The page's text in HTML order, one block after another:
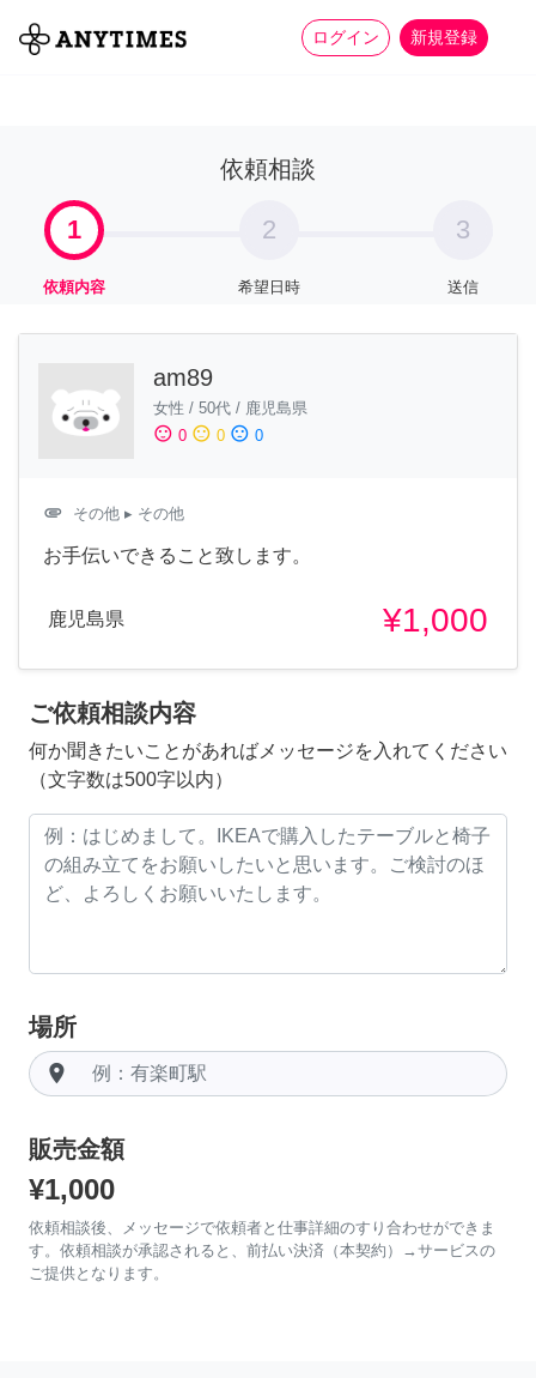
ログイン 新規登録
全て 家事 more_horiz
依頼相談
1
依頼内容
2
希望日時
3
送信
am89
女性 / 50代 / 鹿児島県
sentiment_satisfied 0 sentiment_neutral 0 sentiment_dissatisfied 0
attachment その他 ▸ その他
お手伝いできること致します。
鹿児島県 ¥1,000
ご依頼相談内容
何か聞きたいことがあればメッセージを入れてください
（文字数は500字以内）
場所
room
販売金額
¥1,000
依頼相談後、メッセージで依頼者と仕事詳細のすり合わせができま
す。依頼相談が承認されると、前払い決済（本契約）→サービスの
ご提供となります。